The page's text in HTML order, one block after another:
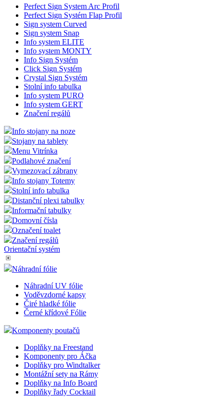
Perfect Sign System Arc Profil
Perfect Sign Systém Flap Profil
Sign system Curved
Sign system Snap
Info system ELITE
Info system MONTY
Info Sign Systém
Click Sign Systém
Crystal Sign Systém
Stolní info tabulka
Info system PURO
Info system GERT
Značení regálů
Info stojany na noze
Stojany na tablety
Menu Vitrínka
Podlahové značení
Vymezovací zábrany
Info stojany Totemy
Stolní info tabulka
Distanční plexi tabulky
Informační tabulky
Domovní čísla
Označení toalet
Značení regálů
Orientační systém
Náhradní fólie
Náhradní UV fólie
Voděvzdorné kapsy
Čiré hladké fólie
Černé křídové Fólie
Komponenty poutačů
Doplňky na Freestand
Komponenty pro Áčka
Doplňky pro Windtalker
Montážní sety na Rámy
Doplňky na Info Board
Doplňky řady Cocktail